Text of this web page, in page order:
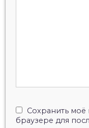
Сохранить моё
браузере для